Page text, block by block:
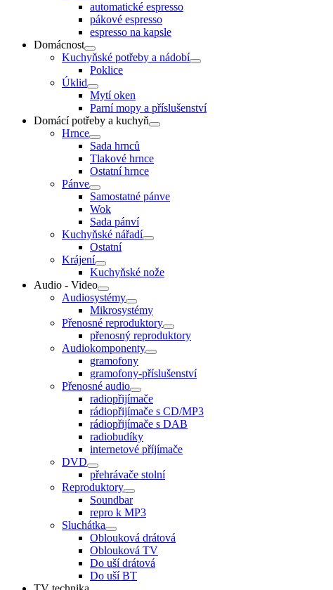
automatické espresso
pákové espresso
espresso na kapsle
Domácnost
Kuchyňské potřeby a nádobí
Poklice
Úklid
Mytí oken
Parní mopy a příslušenství
Domácí potřeby a kuchyň
Hrnce
Sada hrnců
Tlakové hrnce
Ostatní hrnce
Pánve
Samostatné pánve
Wok
Sada pánví
Kuchyňské nářadí
Ostatní
Krájení
Kuchyňské nože
Audio - Video
Audiosystémy
Mikrosystémy
Přenosné reproduktory
přenosný reproduktory
Audiokomponenty
gramofony
gramofony-příslušenství
Přenosné audio
radiopřijímače
rádiopřijímače s CD/MP3
rádiopřijímače s DAB
radiobudíky
internetové příjímače
DVD
přehrávače stolní
Reproduktory
Soundbar
repro k MP3
Sluchátka
Oblouková drátová
Oblouková TV
Do uší drátová
Do uší BT